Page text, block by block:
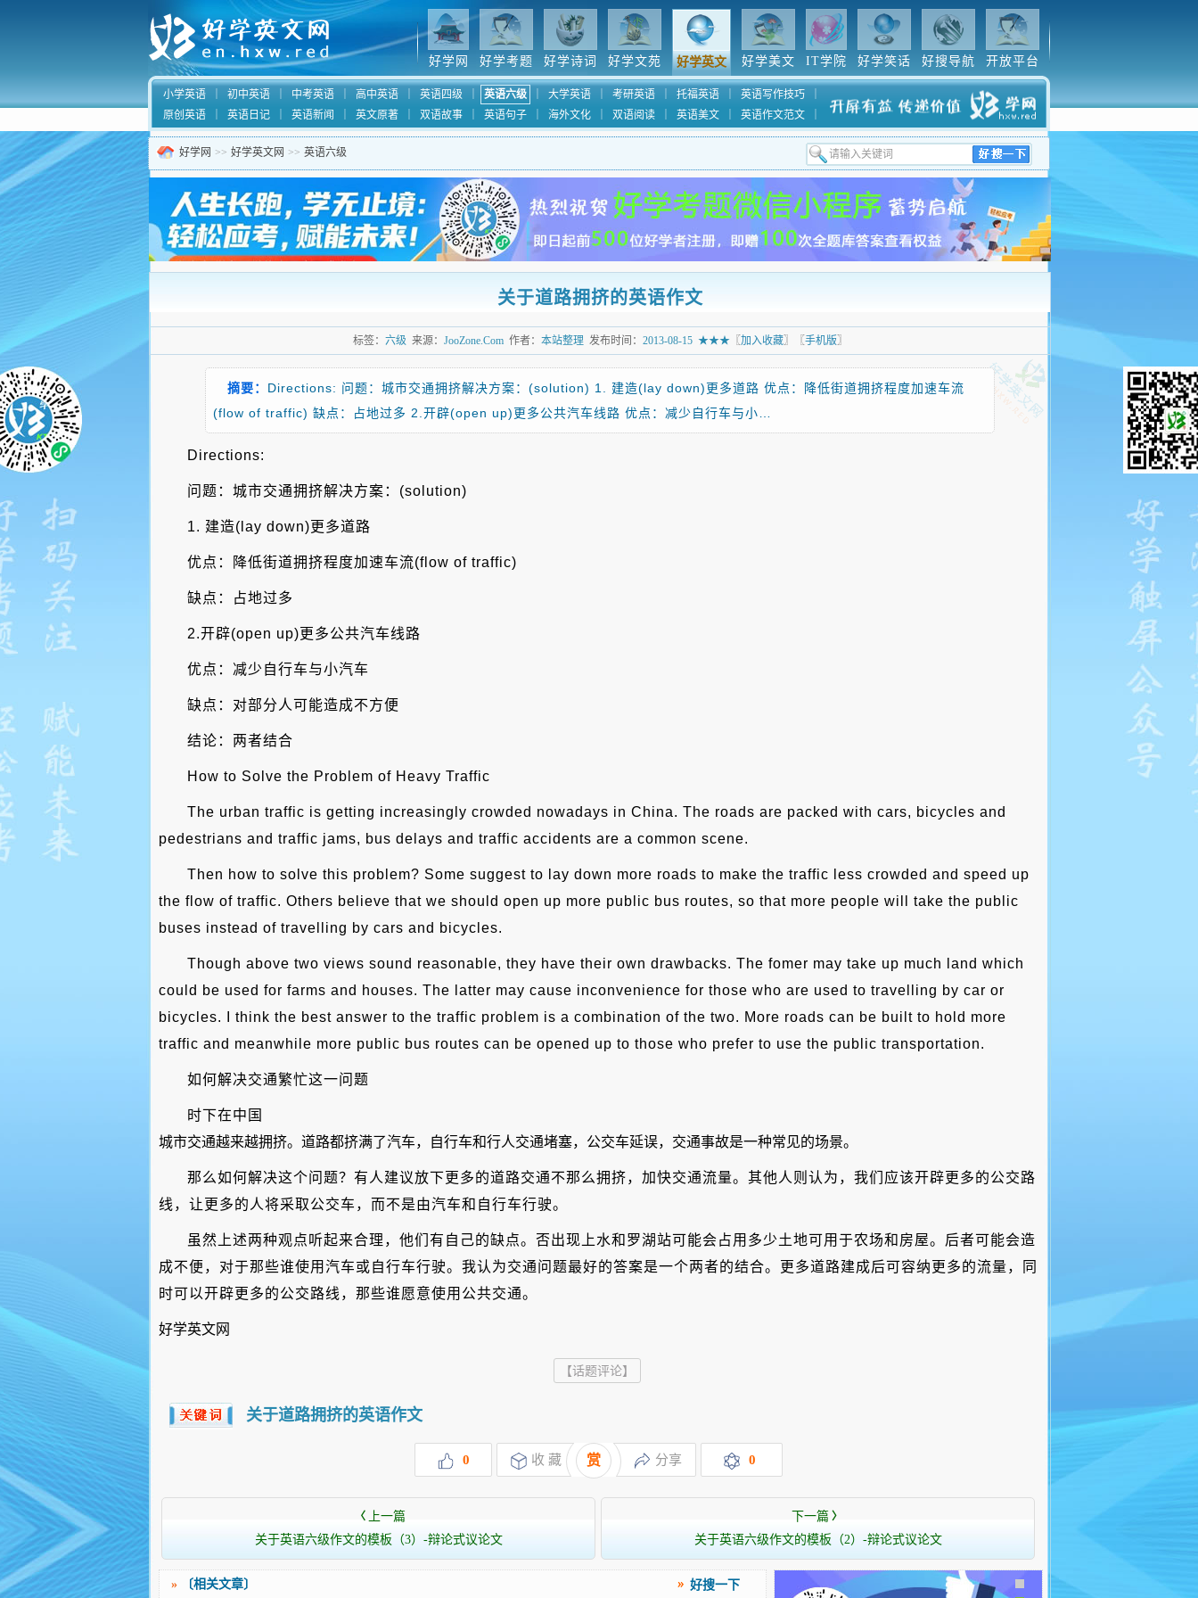
好学网 好学考题 好学诗词 好学文苑 好学英文 好学美文 IT学院 好学笑话 好搜导航 开放平台
小学英语 初中英语 中考英语 高中英语 英语四级 英语六级 大学英语 考研英语 托福英语 英语写作技巧
原创英语
英语日记 英语新闻 英文原著 双语故事 英语句子 海外文化 双语阅读 英语美文 英语作文范文
好学网 >> 好学英文网 >> 英语六级
关于道路拥挤的英语作文
标签： 六级 来源： JooZone.Com作者： 本站整理发布时间： 2013-08-15 ★★★〖加入收藏〗〖手机版 〗
摘要： Directions: 问题：城市交通拥挤解决方案：(solution) 1. 建造(lay down)更多道路 优点：降低街道拥挤程度加速车流
(flow of traffic) 缺点：占地过多 2.开辟(open up)更多公共汽车线路 优点：减少自行车与小…
Directions:
问题：城市交通拥挤解决方案：(solution)
1. 建造(lay down)更多道路
优点：降低街道拥挤程度加速车流(flow of traffic)
缺点：占地过多
2.开辟(open up)更多公共汽车线路
优点：减少自行车与小汽车
缺点：对部分人可能造成不方便
结论：两者结合
How to Solve the Problem of Heavy Traffic
The urban traffic is getting increasingly crowded nowadays in China. The roads are packed with cars, bicycles and
pedestrians and traffic jams, bus delays and traffic accidents are a common scene.
Then how to solve this problem? Some suggest to lay down more roads to make the traffic less crowded and speed up
the flow of traffic. Others believe that we should open up more public bus routes, so that more people will take the public
buses instead of travelling by cars and bicycles.
Though above two views sound reasonable, they have their own drawbacks. The fomer may take up much land which
could be used for farms and houses. The latter may cause inconvenience for those who are used to travelling by car or
bicycles. I think the best answer to the traffic problem is a combination of the two. More roads can be built to hold more
traffic and meanwhile more public bus routes can be opened up to those who prefer to use the public transportation.
如何解决交通繁忙这一问题
时下在中国
城市交通越来越拥挤。道路都挤满了汽车，自行车和行人交通堵塞，公交车延误，交通事故是一种常见的场景。
那么如何解决这个问题？有人建议放下更多的道路交通不那么拥挤，加快交通流量。其他人则认为，我们应该开辟更多的公交路
线，让更多的人将采取公交车，而不是由汽车和自行车行驶。
虽然上述两种观点听起来合理，他们有自己的缺点。否出现上水和罗湖站可能会占用多少土地可用于农场和房屋。后者可能会造
成不便，对于那些谁使用汽车或自行车行驶。我认为交通问题最好的答案是一个两者的结合。更多道路建成后可容纳更多的流量，同
时可以开辟更多的公交路线，那些谁愿意使用公共交通。
好学英文网
【话题评论】
关于道路拥挤的英语作文
0 收 藏 赏 分享 0
〈
上一篇
关于英语六级作文的模板（3）-辩论式议论文
下一篇 〉
关于英语六级作文的模板（2）-辩论式议论文
» 〔相关文章〕 好搜一下